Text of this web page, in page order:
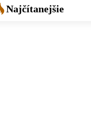
Najčítanejšie